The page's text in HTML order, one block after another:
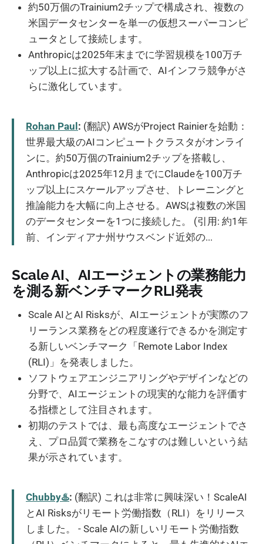
約50万個のTrainium2チップで構成され、複数の
米国データセンターを単一の仮想スーパーコンピ
ュータとして接続します。
Anthropicは2025年末までに学習規模を100万チ
ップ以上に拡大する計画で、AIインフラ競争がさ
らに激化しています。
Rohan Paul: (翻訳) AWSがProject Rainierを始動：
世界最大級のAIコンピュートクラスタがオンライ
ンに。約50万個のTrainium2チップを搭載し、
Anthropicは2025年12月までにClaudeを100万チ
ップ以上にスケールアップさせ、トレーニングと
推論能力を大幅に向上させる。AWSは複数の米国
のデータセンターを1つに接続した。 (引用: 約1年
前、インディアナ州サウスベンド近郊の...
Scale AI、AIエージェントの業務能力
を測る新ベンチマークRLI発表
Scale AIとAI Risksが、AIエージェントが実際のフ
リーランス業務をどの程度遂行できるかを測定す
る新しいベンチマーク「Remote Labor Index
(RLI)」を発表しました。
ソフトウェアエンジニアリングやデザインなどの
分野で、AIエージェントの現実的な能力を評価す
る指標として注目されます。
初期のテストでは、最も高度なエージェントでさ
え、プロ品質で業務をこなすのは難しいという結
果が示されています。
Chubby♨️: (翻訳) これは非常に興味深い！ScaleAI
とAI Risksがリモート労働指数（RLI）をリリース
しました。 - Scale AIの新しいリモート労働指数